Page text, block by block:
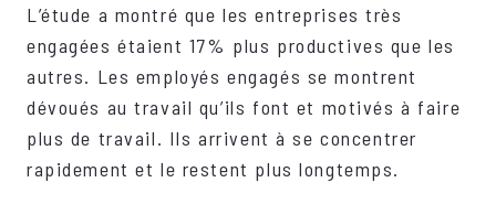
L’étude a montré que les entreprises très
engagées étaient 17% plus productives que les
autres. Les employés engagés se montrent
dévoués au travail qu’ils font et motivés à faire
plus de travail. Ils arrivent à se concentrer
rapidement et le restent plus longtemps.